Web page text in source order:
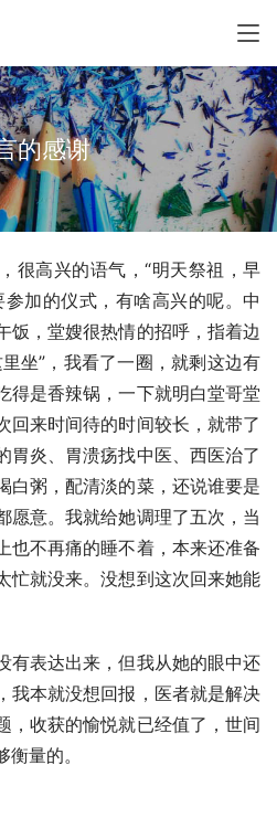
的感谢
很高兴的语气，“明天祭祖，早
加的仪式，有啥高兴的呢。中
饭，堂嫂很热情的招呼，指着边
坐”，我看了一圈，就剩这边有
得是香辣锅，一下就明白堂哥堂
回来时间待的时间较长，就带了
胃炎、胃溃疡找中医、西医治了
白粥，配清淡的菜，还说谁要是
愿意。我就给她调理了五次，当
也不再痛的睡不着，本来还准备
忙就没来。没想到这次回来她能
有表达出来，但我从她的眼中还
我本就没想回报，医者就是解决
，收获的愉悦就已经值了，世间
量的。